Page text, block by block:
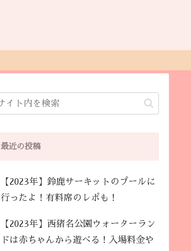
最近の投稿
【2023年】鈴鹿サーキットのプールに
行ったよ！有料席のレポも！
【2023年】西猪名公園ウォーターラン
ドは赤ちゃんから遊べる！入場料金や